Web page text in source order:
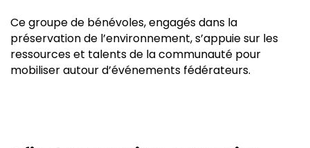
Ce groupe de bénévoles, engagés dans la
préservation de l’environnement, s’appuie sur les
ressources et talents de la communauté pour
mobiliser autour d’événements fédérateurs.